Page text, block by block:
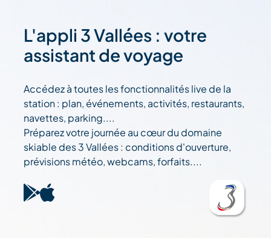
L'appli 3 Vallées : votre
assistant de voyage
Accédez à toutes les fonctionnalités live de la
station : plan, événements, activités, restaurants,
navettes, parking....
Préparez votre journée au cœur du domaine
skiable des 3 Vallées : conditions d'ouverture,
prévisions météo, webcams, forfaits....